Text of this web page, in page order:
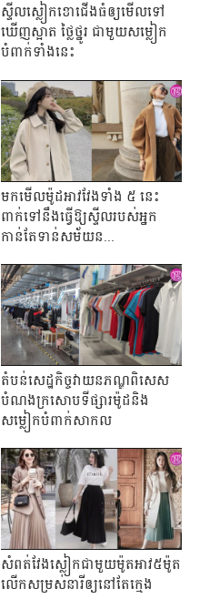
ស្ទីលស្លៀកខោជើងធំឲ្យមើលទៅ
ឃើញស្អាត ថ្លៃថ្នូរ ជាមួយសម្លៀក
បំពាក់ទាំងនេះ
មកមើលម៉ូដអាវវែងទាំង ៥ នេះ
ពាក់ទៅនឹងធ្វើឱ្យស្ទីលរបស់អ្នក
កាន់តែទាន់សម័យន...
តំបន់សេដ្ឋកិច្ចវាយនភណ្ឌពិសេស
បំណងក្រសោបទីផ្សារម៉ូដនិង
សម្លៀកបំពាក់សាកល
សំពត់វែងស្លៀកជាមួយម៉ូតអាវ៥ម៉ូត
លើកសម្រស់នារីឲ្យនៅតែក្មេង